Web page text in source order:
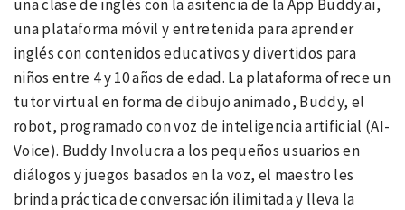
una clase de inglés con la asitencia de la App Buddy.ai,
una plataforma móvil y entretenida para aprender
inglés con contenidos educativos y divertidos para
niños entre 4 y 10 años de edad. La plataforma ofrece un
tutor virtual en forma de dibujo animado, Buddy, el
robot, programado con voz de inteligencia artificial (AI-
Voice). Buddy Involucra a los pequeños usuarios en
diálogos y juegos basados en la voz, el maestro les
brinda práctica de conversación ilimitada y lleva la